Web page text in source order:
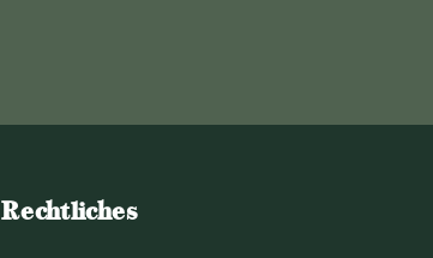
Rechtliches